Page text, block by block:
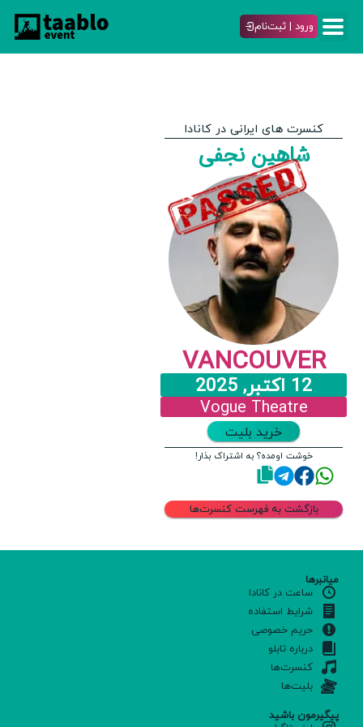
ورود | ثبت‌نام
کنسرت های ایرانی در کانادا
شاهین نجفی
VANCOUVER
12 اکتبر, 2025
Vogue Theatre
خرید بلیت
خوشت اومده؟ به اشتراک بذار!
بازگشت به فهرست کنسرت‌ها
میانبرها
ساعت در کانادا
شرایط استفاده
حریم خصوصی
درباره تابلو
کنسرت‌ها
بلیت‌ها
پیگیرمون باشید